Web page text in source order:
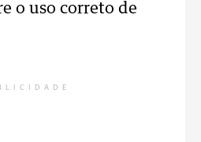
o uso correto de